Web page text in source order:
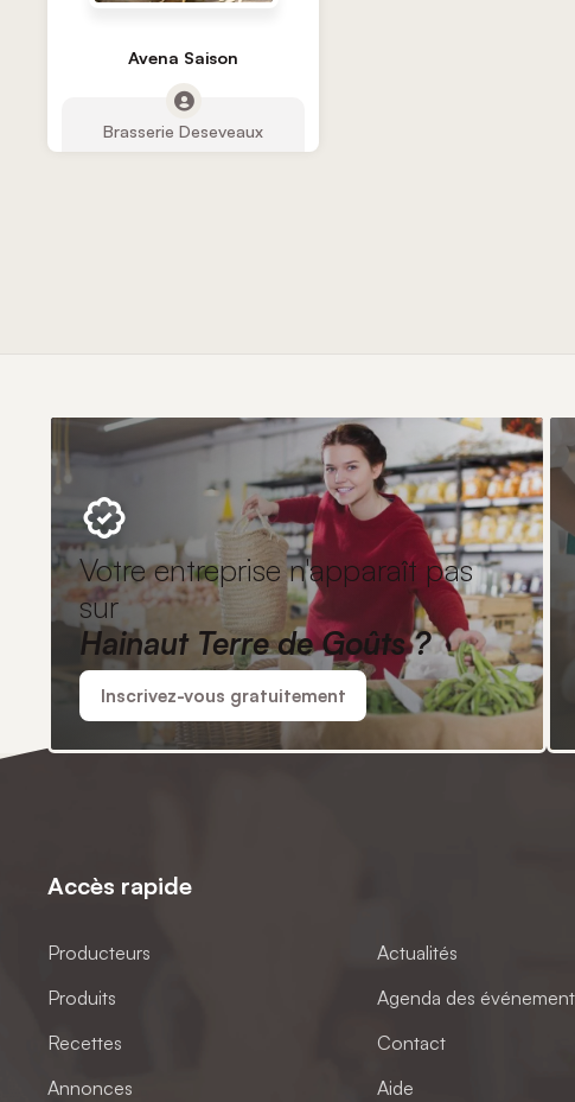
Avena Saison
Brasserie Deseveaux
Votre entreprise n'apparaît pas
sur
Hainaut Terre de Goûts ?
Inscrivez-vous gratuitement
Accès rapide
Producteurs
Produits
Recettes
Annonces
Actualités
Agenda des
Contact
Aide